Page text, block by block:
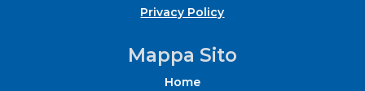
Privacy Policy
Mappa Sito
Home